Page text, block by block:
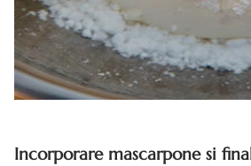
Incorporare mascarpone si